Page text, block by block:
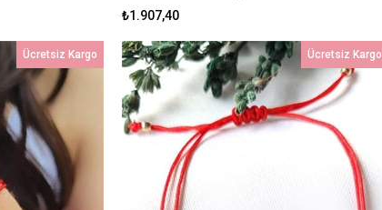
₺1.907,40
Ücretsiz Kargo Ücretsiz Kargo